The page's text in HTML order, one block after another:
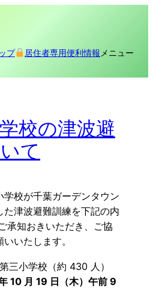
プ 居住者専用便利情報 メニュー
校の津波避
て
校が千葉ガーデンタウン
津波避難訓練を下記の内
承知おきいただき、ご協
いたします。
三小学校（約 430 人）
10 月 19 日（木）午前 9